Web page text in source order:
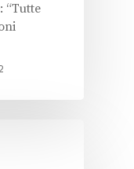
“Tutte